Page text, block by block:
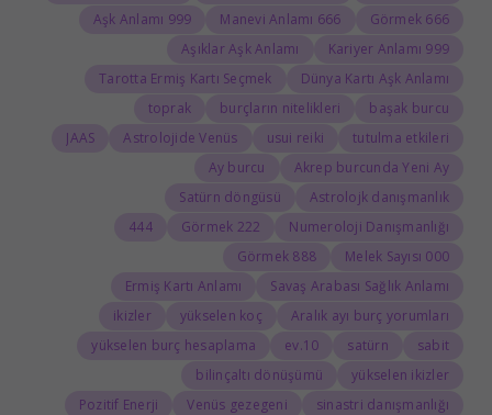
666 Görmek
666 Manevi Anlamı
999 Aşk Anlamı
999 Kariyer Anlamı
Aşıklar Aşk Anlamı
Dünya Kartı Aşk Anlamı
Tarotta Ermiş Kartı Seçmek
başak burcu
burçların nitelikleri
toprak
tutulma etkileri
usui reiki
Astrolojide Venüs
JAAS
Akrep burcunda Yeni Ay
Ay burcu
Astrolojk danışmanlık
Satürn döngüsü
Numeroloji Danışmanlığı
222 Görmek
444
000 Melek Sayısı
888 Görmek
Savaş Arabası Sağlık Anlamı
Ermiş Kartı Anlamı
Aralık ayı burç yorumları
yükselen koç
ikizler
sabit
satürn
10.ev
yükselen burç hesaplama
yükselen ikizler
bilinçaltı dönüşümü
sinastri danışmanlığı
Venüs gezegeni
Pozitif Enerji